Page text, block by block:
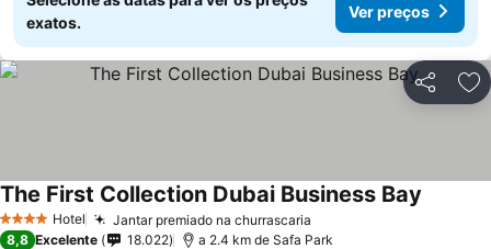
exatos.
Ver preços
Partilhar
4 EstrelasHotel Jantar premiado na churrascaria
The First Collection Dubai Business Bay
8,8 Excelente 18.022 a 2.4 km de Safa Park